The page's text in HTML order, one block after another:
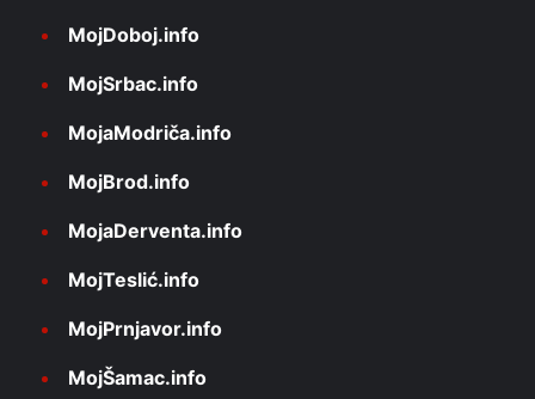
MojDoboj.info
MojSrbac.info
MojaModriča.info
MojBrod.info
MojaDerventa.info
MojTeslić.info
MojPrnjavor.info
MojŠamac.info